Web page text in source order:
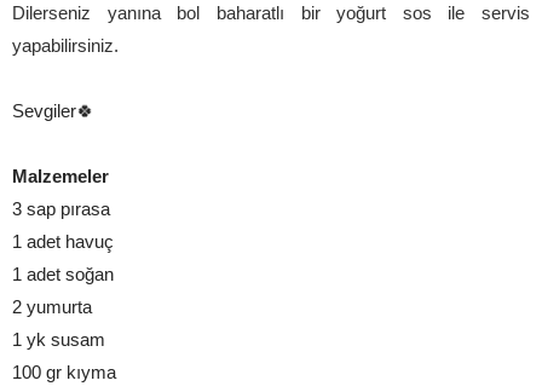
Dilerseniz yanına bol baharatlı bir yoğurt sos ile servis
yapabilirsiniz.
Sevgiler🍀
Malzemeler
3 sap pırasa
1 adet havuç
1 adet soğan
2 yumurta
1 yk susam
100 gr kıyma